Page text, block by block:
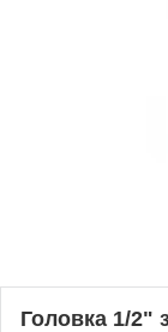
Головка 1/2"